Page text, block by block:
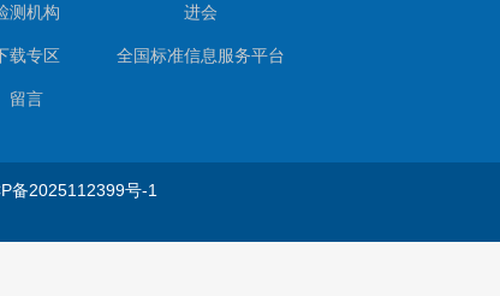
测机构
载专区
留言
进会
全国标准信息服务平台
备2025112399号-1